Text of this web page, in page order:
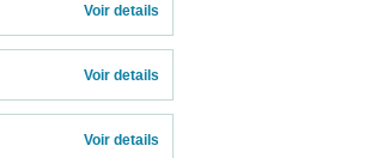
Voir details
Voir details
Voir details